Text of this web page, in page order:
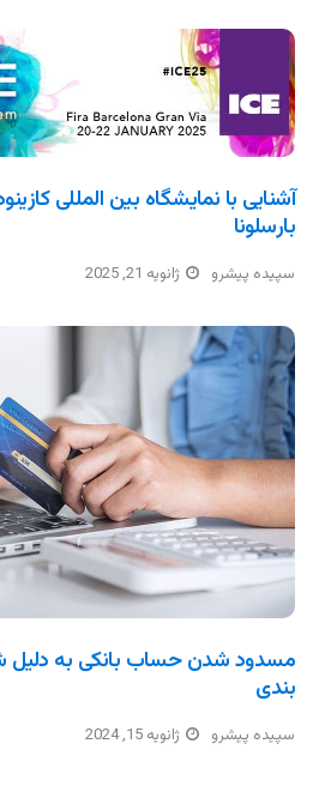
بارسلونا
سپیده پیشرو ژانویه 21, 2025
مسدود شدن حساب بانکی به
بندی
سپیده پیشرو ژانویه 15, 2024